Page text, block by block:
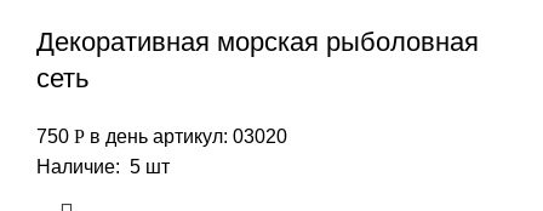
Декоративная морская рыболовная
сеть
750 Р в день артикул: 03020
Наличие: 5 шт